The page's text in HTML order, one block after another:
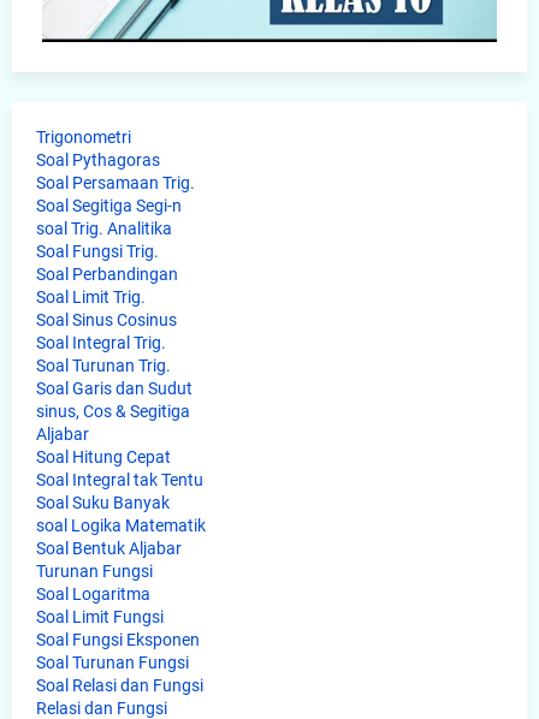
Trigonometri
Soal Pythagoras
Soal Persamaan Trig.
Soal Segitiga Segi-n
soal Trig. Analitika
Soal Fungsi Trig.
Soal Perbandingan
Soal Limit Trig.
Soal Sinus Cosinus
Soal Integral Trig.
Soal Turunan Trig.
Soal Garis dan Sudut
sinus, Cos & Segitiga
Aljabar
Soal Hitung Cepat
Soal Integral tak Tentu
Soal Suku Banyak
soal Logika Matematik
Soal Bentuk Aljabar
Turunan Fungsi
Soal Logaritma
Soal Limit Fungsi
Soal Fungsi Eksponen
Soal Turunan Fungsi
Soal Relasi dan Fungsi
Relasi dan Fungsi